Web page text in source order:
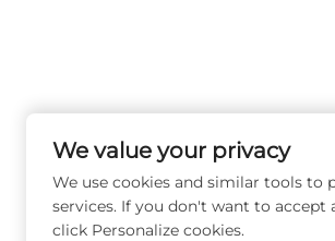
We value your privacy
We use cookies and similar tools to
services. If you don't want to accept
click Personalize cookies.